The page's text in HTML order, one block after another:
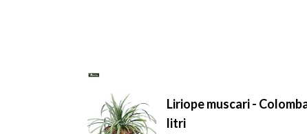
Liriope muscari -
litri